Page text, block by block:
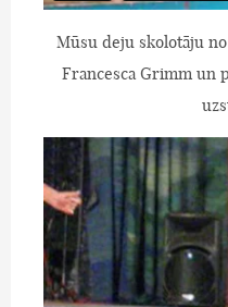
Mūsu deju skolotāju
Francesca Grimm un